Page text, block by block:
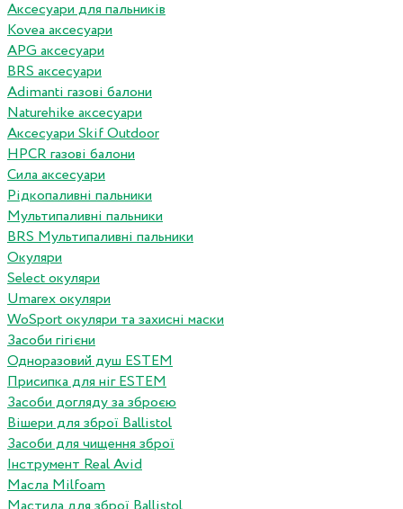
Аксесуари для пальників
Kovea аксесуари
APG аксесуари
BRS аксесуари
Adimanti газові балони
Naturehike аксесуари
Аксесуари Skif Outdoor
HPCR газові балони
Сила аксесуари
Рідкопаливні пальники
Мультипаливні пальники
BRS Мультипаливні пальники
Окуляри
Select окуляри
Umarex окуляри
WoSport окуляри та захисні маски
Засоби гігієни
Одноразовий душ ESTEM
Присипка для ніг ESTEM
Засоби догляду за зброєю
Вішери для зброї Ballistol
Засоби для чищення зброї
Інструмент Real Avid
Масла Milfoam